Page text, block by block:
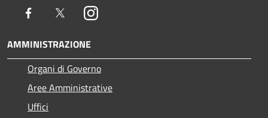
Facebook TwitterInstagram
AMMINISTRAZIONE
Organi di Governo
Aree Amministrative
Uffici